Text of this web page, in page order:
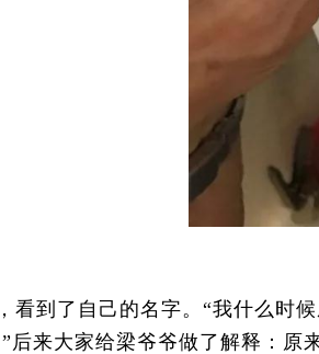
了自己的名字。“我什么时候
后来大家给梁爷爷做了解释：原